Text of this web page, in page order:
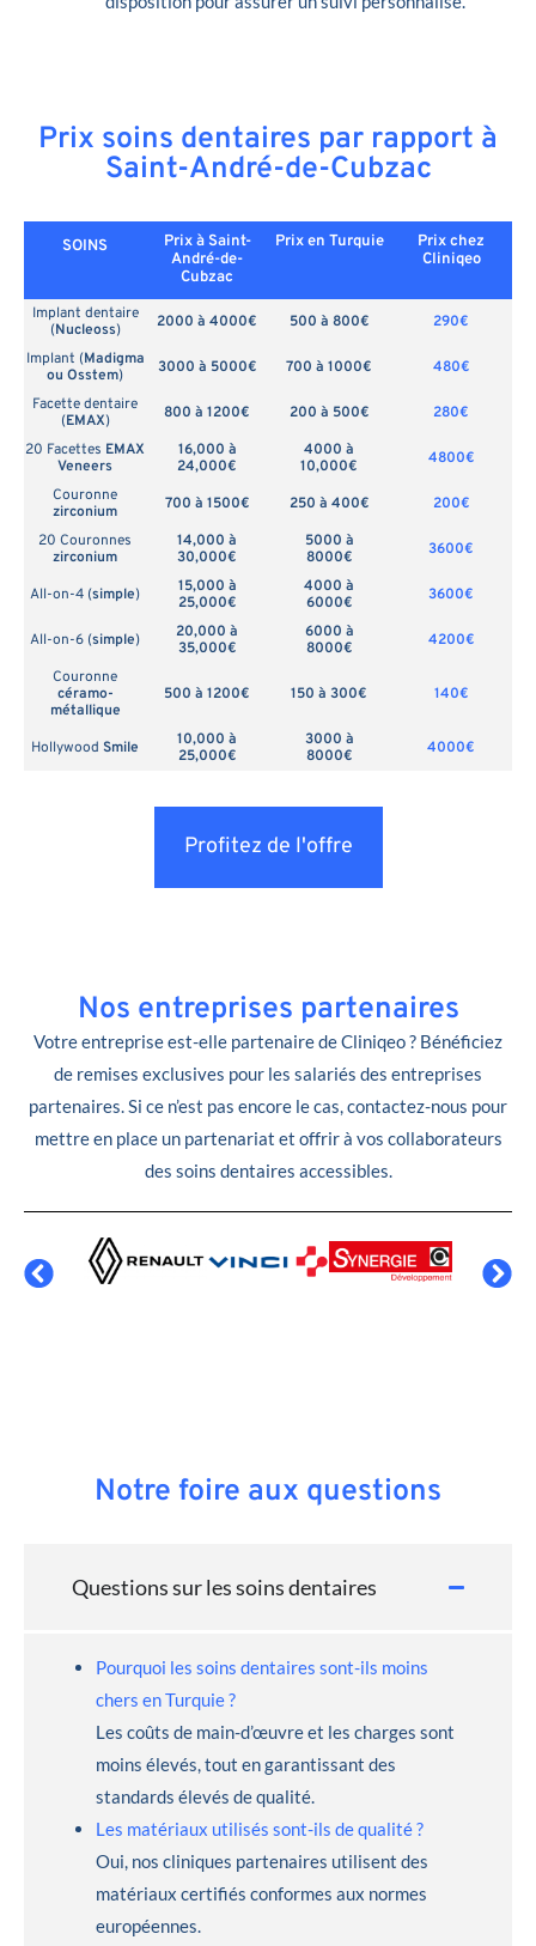
Prix soins dentaires par rapport à
Saint-André-de-Cubzac
SOINS
Prix à Saint-
André-de-
Cubzac
Prix en Turquie
Prix chez
Cliniqeo
Implant dentaire
(Nucleoss) 2000 à 4000€ 500 à 800€
290€
Implant (Madigma
ou Osstem) 3000 à 5000€ 700 à 1000€
480€
Facette dentaire
(EMAX) 800 à 1200€ 200 à 500€
280€
20 Facettes EMAX
Veneers
16,000 à
24,000€
4000 à
10,000€
4800€
Couronne
zirconium
700 à 1500€ 250 à 400€
200€
20 Couronnes
zirconium
14,000 à
30,000€
5000 à
8000€
3600€
All-on-4 (simple)
15,000 à
25,000€
4000 à
6000€
3600€
All-on-6 (simple)
20,000 à
35,000€
6000 à
8000€
4200€
Couronne
céramo-
métallique
500 à 1200€ 150 à 300€ 140€
Hollywood Smile
10,000 à
25,000€
3000 à
8000€
4000€
Profitez de l'offre
Nos entreprises partenaires
Votre entreprise est-elle partenaire de Cliniqeo ? Bénéficiez
de remises exclusives pour les salariés des entreprises
partenaires. Si ce n’est pas encore le cas, contactez-nous pour
mettre en place un partenariat et offrir à vos collaborateurs
des soins dentaires accessibles.
Notre foire aux questions
Questions sur les soins dentaires
Pourquoi les soins dentaires sont-ils moins
chers en Turquie ?
Les coûts de main-d’œuvre et les charges sont
moins élevés, tout en garantissant des
standards élevés de qualité.
Les matériaux utilisés sont-ils de qualité ?
Oui, nos cliniques partenaires utilisent des
matériaux certifiés conformes aux normes
européennes.